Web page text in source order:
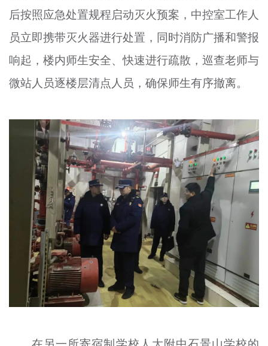
后按照应急处置规程启动灭火预案，中控室工作人
员立即携带灭火器进行处置，同时消防广播和警报
响起，楼内师生安全、快速进行疏散，巡查老师与
微站人员逐楼层清点人员，确保师生有序撤离。